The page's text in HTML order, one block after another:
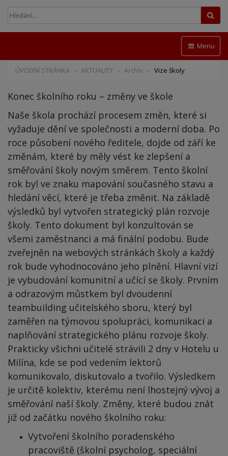
Menu
ÚVODNÍ STRÁNKA AKTUALITY Archív Vize školy
Konec školního roku – změny ve škole
Naše škola prochází procesem změn, které si
vyžaduje dění ve společnosti a moderní doba. Po
roce působení nového ředitele, dojde od září ke
změnám, které by měly vést ke zlepšení a
směřování školy novým směrem. Tento školní
rok byl ve znaku mapování současného stavu a
hledání věcí, které je třeba změnit. Na základě
výsledků byl vytvořen strategický plán rozvoje
školy. Tento dokument byl konzultován se
všemi zaměstnanci a má finální podobu. Bude
zveřejněn na webových stránkách školy a každý
rok bude vyhodnocováno jeho plnění. Hlavní vizí
je vybudování komunitní a učící se školy. Prvním
a odrazovým můstkem byl dvoudenní
teambuilding učitelského sboru, který byl
zaměřen na týmovou spolupráci, komunikaci a
naplňování strategického plánu rozvoje školy.
Prakticky všichni učitelé strávili 2 dny v Hotelu u
Milína, kde se pod vedením lektorů
komunikovalo, diskutovalo a tvořilo. Výsledkem
je určitě kolektiv, kterému není lhostejný vývoj a
směřování naší školy. Změny, které budou znát
již od začátku nového školního roku:
Vytvoření školního poradenského
pracoviště (školní psycholog, speciální